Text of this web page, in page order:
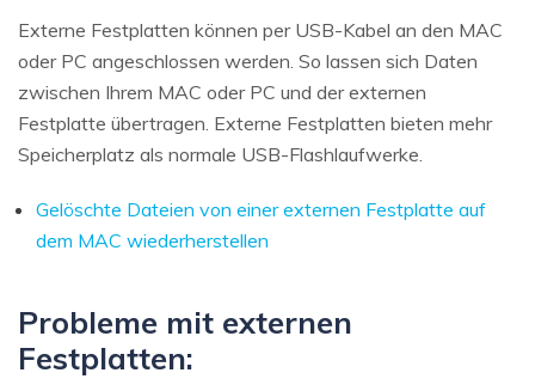
Externe Festplatten können per USB-Kabel an den MAC
oder PC angeschlossen werden. So lassen sich Daten
zwischen Ihrem MAC oder PC und der externen
Festplatte übertragen. Externe Festplatten bieten mehr
Speicherplatz als normale USB-Flashlaufwerke.
Gelöschte Dateien von einer externen Festplatte auf
dem MAC wiederherstellen
Probleme mit externen
Festplatten: